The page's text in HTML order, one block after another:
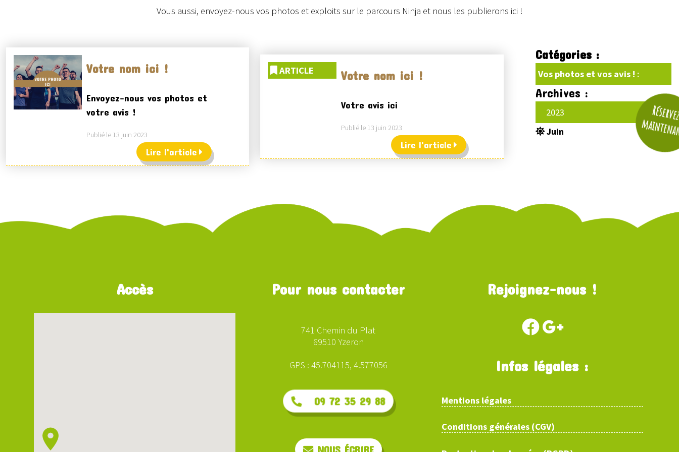
Vous aussi, envoyez-nous vos photos et exploits sur le parcours Ninja et nous les publierons ici !
Votre nom ici !
Envoyez-nous vos photos et
votre avis !
Publié le 13 juin 2023
Lire l'article
ARTICLE Votre nom ici !
Votre avis ici
Publié le 13 juin 2023
Lire l'article
Catégories :
Vos photos et vos avis ! :
Archives :
2023
Juin
Accès Pour nous contacter
741 Chemin du Plat
69510 Yzeron
GPS : 45.704115, 4.577056
09 72 35 29 88
NOUS ÉCRIRE
Rejoignez-nous !
Infos légales :
Mentions légales
Conditions générales (CGV)